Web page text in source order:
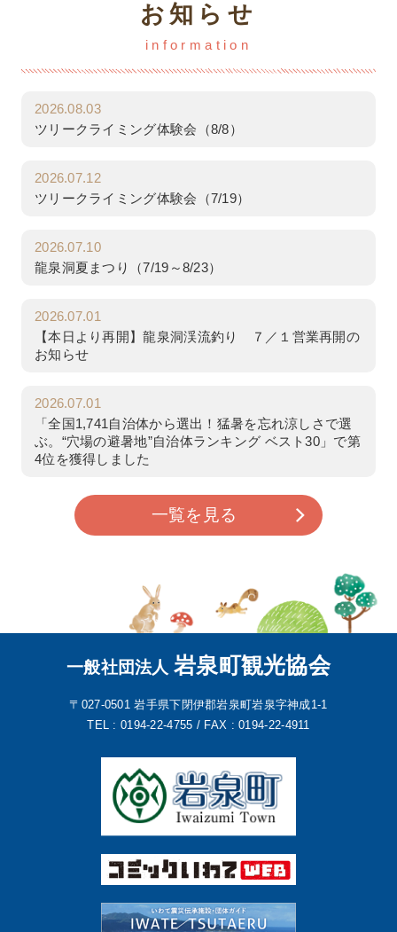
お知らせ
information
2026.08.03
ツリークライミング体験会（8/8）
2026.07.12
ツリークライミング体験会（7/19）
2026.07.10
龍泉洞夏まつり（7/19～8/23）
2026.07.01
【本日より再開】龍泉洞渓流釣り ７／１営業再開の
お知らせ
2026.07.01
「全国1,741自治体から選出！猛暑を忘れ涼しさで選
ぶ。“穴場の避暑地”自治体ランキング ベスト30」で第
4位を獲得しました
一覧を見る
一般社団法人 岩泉町観光協会
〒027-0501岩手県下閉伊郡岩泉町岩泉字神成1-1
TEL : 0194-22-4755 / FAX : 0194-22-4911